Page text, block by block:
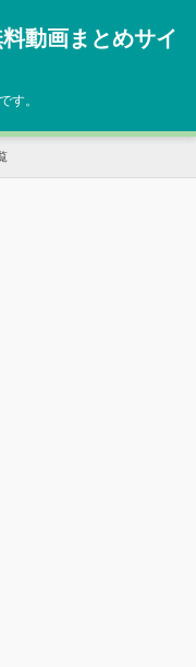
動画まとめサイ
す。